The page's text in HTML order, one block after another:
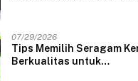
07/29/2026
Tips Memilih Seragam
Berkualitas untuk